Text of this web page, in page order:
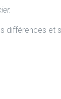
différences